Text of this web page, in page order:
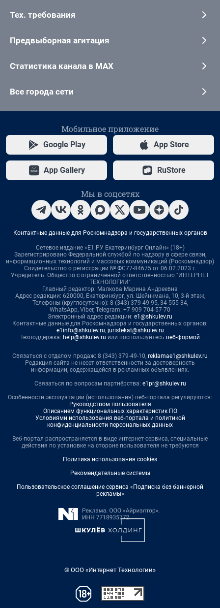
Тех. требования
Предвыборная агитация
Статистика канала в MAX
Все города сети
Мобильное приложение
Google Play App Store
App Gallery RuStore
Мы в соцсетях
Контактные данные для Роскомнадзора и государственных органов
Сетевое издание «Е1.РУ Екатеринбург Онлайн» (18+)
Зарегистрировано Федеральной службой по надзору в сфере связи,
информационных технологий и массовых коммуникаций (Роскомнадзор)
Свидетельство о регистрации № ФС77-84675 от 06.02.2023 г.
Учредитель: Общество с ограниченной ответственностью "ИНТЕРНЕТ
ТЕХНОЛОГИИ"
Главный редактор: Малкова Марина Андреевна
Адрес редакции: 620000, Екатеринбург, ул. Шейнкмана, 10, 3-й этаж,
Телефоны (круглосуточно): 8 (343) 379-49-95, 34-555-34,
WhatsApp, Viber, Telegram: +7 909 704-57-70
Электронный адрес редакции: e1@shkulev.ru
Контактные данные для Роскомнадзора и государственных органов:
e1info@shkulev.ru, juristekat@shkulev.ru
Техподдержка: help@shkulev.ru или воспользуйтесь веб-формой
Связаться с отделом продаж: 8 (343) 379-49-10, reklamae1@shkulev.ru
Редакция сайта не несет ответственности за достоверность
информации, содержащейся в рекламных объявлениях.
Связаться по вопросам партнёрства: e1pr@shkulev.ru
Особенности эксплуатации (использования) веб-портала регулируются:
Руководством пользователя
Описанием функциональных характеристик ПО
Условиями использования веб-портала и политикой
конфиденциальности персональных данных
Веб-портал распространяется в виде интернет-сервиса, специальные
действия по установке на стороне пользователя не требуются
Политика использования cookies
Рекомендательные системы
Пользовательское соглашение сервиса «Подписка без баннерной
рекламы»
© ООО «Интернет Технологии»